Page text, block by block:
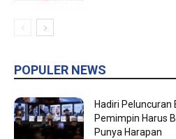
POPULER NEWS
Hadiri Peluncuran
Pemimpin Harus
Punya Harapan